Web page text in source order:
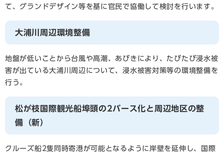
て、グランドデザイン等を基に官民で協働して検討を行います。
大浦川周辺環境整備
地盤が低いことから台風や高潮、あびきにより、たびたび浸水被
害が出ている大浦川周辺について、浸水被害対策等の環境整備を
行う。
松が枝国際観光船埠頭の2バース化と周辺地区の整
備（新）
クルーズ船2隻同時寄港が可能となるように岸壁を延伸し、国際